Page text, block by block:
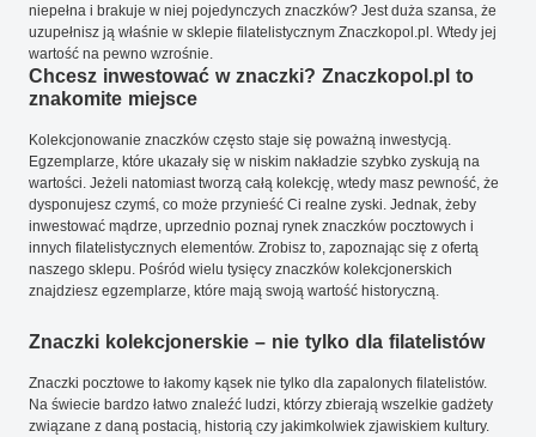
niepełna i brakuje w niej pojedynczych znaczków? Jest duża szansa, że
uzupełnisz ją właśnie w sklepie filatelistycznym Znaczkopol.pl. Wtedy jej
wartość na pewno wzrośnie.
Chcesz inwestować w znaczki? Znaczkopol.pl to
znakomite miejsce
Kolekcjonowanie znaczków często staje się poważną inwestycją.
Egzemplarze, które ukazały się w niskim nakładzie szybko zyskują na
wartości. Jeżeli natomiast tworzą całą kolekcję, wtedy masz pewność, że
dysponujesz czymś, co może przynieść Ci realne zyski. Jednak, żeby
inwestować mądrze, uprzednio poznaj rynek znaczków pocztowych i
innych filatelistycznych elementów. Zrobisz to, zapoznając się z ofertą
naszego sklepu. Pośród wielu tysięcy znaczków kolekcjonerskich
znajdziesz egzemplarze, które mają swoją wartość historyczną.
Znaczki kolekcjonerskie – nie tylko dla filatelistów
Znaczki pocztowe to łakomy kąsek nie tylko dla zapalonych filatelistów.
Na świecie bardzo łatwo znaleźć ludzi, którzy zbierają wszelkie gadżety
związane z daną postacią, historią czy jakimkolwiek zjawiskiem kultury.